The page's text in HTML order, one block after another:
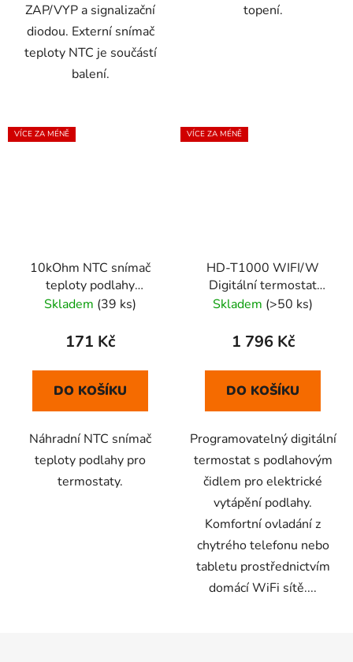
ZAP/VYP a signalizační
diodou. Externí snímač
teploty NTC je součástí
balení.
topení.
VÍCE ZA MÉNĚ
10kOhm NTC snímač
teploty podlahy
(náhradní)
Skladem (39 ks)
171 Kč
DO KOŠÍKU
Náhradní NTC snímač
teploty podlahy pro
termostaty.
VÍCE ZA MÉNĚ
HD-T1000 WIFI/W
Digitální termostat
(bílý)
Skladem (>50 ks)
1 796 Kč
DO KOŠÍKU
Programovatelný digitální
termostat s podlahovým
čidlem pro elektrické
vytápění podlahy.
Komfortní ovladání z
chytrého telefonu nebo
tabletu prostřednictvím
domácí WiFi sítě....